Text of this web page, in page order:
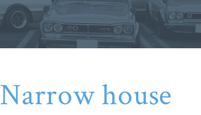
Narrow house